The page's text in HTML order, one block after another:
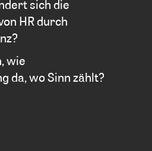
sich die
HR durch
wie
da, wo Sinn zählt?